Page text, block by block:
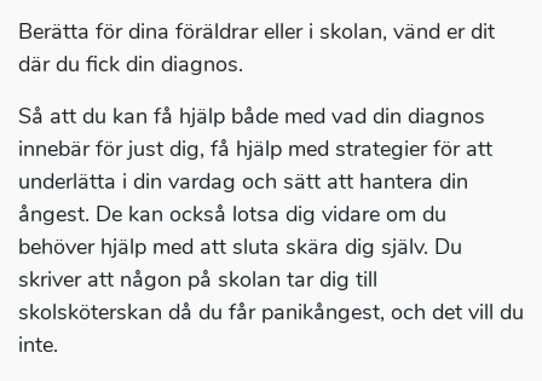
Berätta för dina föräldrar eller i skolan, vänd er dit
där du fick din diagnos.
Så att du kan få hjälp både med vad din diagnos
innebär för just dig, få hjälp med strategier för att
underlätta i din vardag och sätt att hantera din
ångest. De kan också lotsa dig vidare om du
behöver hjälp med att sluta skära dig själv. Du
skriver att någon på skolan tar dig till
skolsköterskan då du får panikångest, och det vill du
inte.